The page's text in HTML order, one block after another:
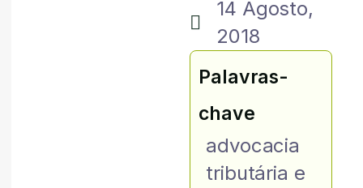
14 Agosto,
2018
Palavras-
chave
advocacia
tributária e